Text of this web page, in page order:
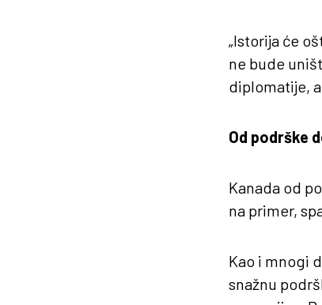
„Istorija će
ne bude
diplomatije,
Od podrške
Kanada od
na primer,
Kao i mnogi
snažnu